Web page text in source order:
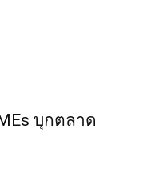
บุกตลาด